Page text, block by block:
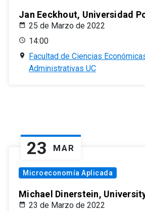
Jan Eeckhout, Universidad
25 de Marzo de 2022
14:00
Facultad de Ciencias
Administrativas UC
23 MAR
Microeconomía Aplicada
Michael Dinerstein,
23 de Marzo de 2022